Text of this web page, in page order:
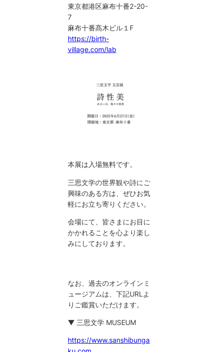
東京都港区麻布十番2-20-
7
麻布十番髙木ビル１F
https://birth-
village.com/lab
本展は入場無料です。
三思文学の世界観や詩にご
興味のある方は、ぜひお気
軽にお立ち寄りください。
会場にて、皆さまにお目に
かかれることを心より楽し
みにしております。
なお、過去のオンラインミ
ュージアムは、下記URLよ
りご鑑賞いただけます。
▼ 三思文学 MUSEUM
https://www.sanshibunga